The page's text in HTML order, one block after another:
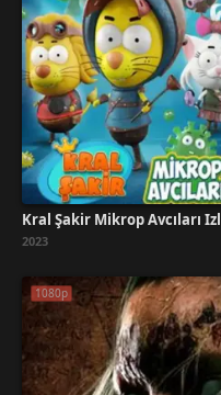
2023
1080p